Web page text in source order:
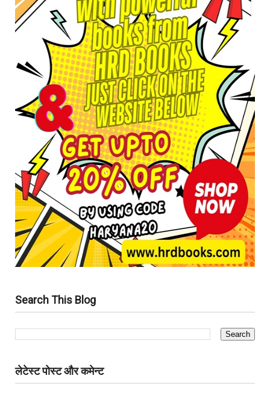
Search This Blog
लेटेस्ट पोस्ट और कमेन्ट